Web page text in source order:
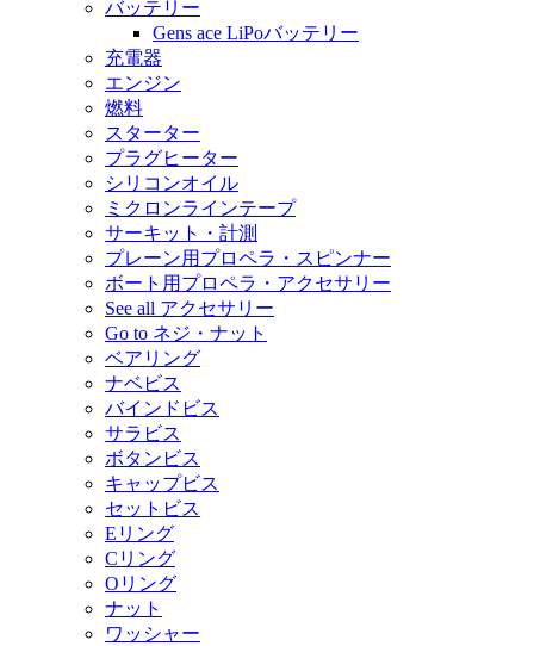
バッテリー
Gens ace LiPoバッテリー
充電器
エンジン
燃料
スターター
プラグヒーター
シリコンオイル
ミクロンラインテープ
サーキット・計測
プレーン用プロペラ・スピンナー
ボート用プロペラ・アクセサリー
See all アクセサリー
Go to ネジ・ナット
ベアリング
ナベビス
バインドビス
サラビス
ボタンビス
キャップビス
セットビス
Eリング
Cリング
Oリング
ナット
ワッシャー